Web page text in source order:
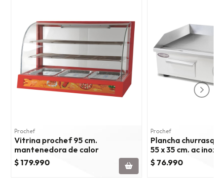
Prochef
Vitrina prochef 95 cm.
mantenedora de calor
$ 179.990
Prochef
Plancha
55 x 35 cm. ac inox
$ 76.990